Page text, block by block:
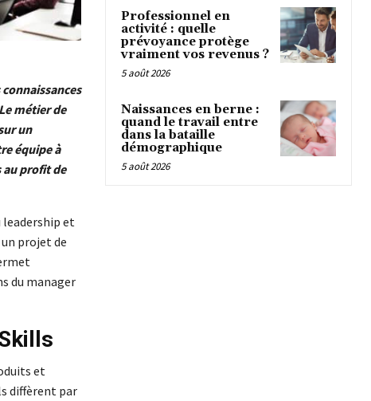
métier de
un
équipe à
au profit de
leadership et
projet de
du manager
et
diffèrent par
Professionnel en
activité : quelle
prévoyance protège
vraiment vos revenus ?
5 août 2026
Naissances en berne :
quand le travail entre
dans la bataille
démographique
5 août 2026